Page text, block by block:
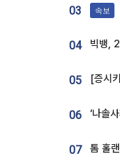
03 속보
04
05
06
07